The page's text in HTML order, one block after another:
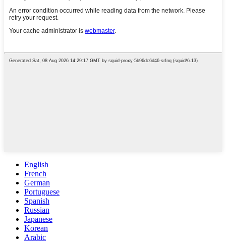
English
French
German
Portuguese
Spanish
Russian
Japanese
Korean
Arabic